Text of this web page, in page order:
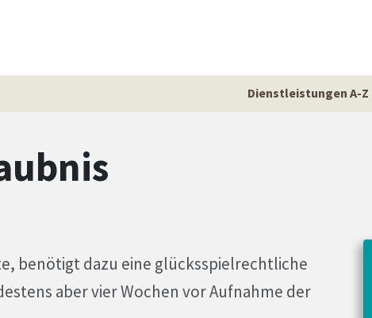
Dienstleistungen A-Z
benötigt dazu eine glücksspielrechtliche
aber vier Wochen vor Aufnahme der